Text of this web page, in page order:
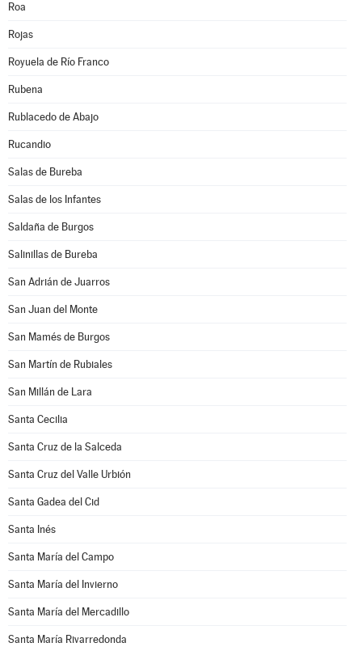
Roa
Rojas
Royuela de Río Franco
Rubena
Rublacedo de Abajo
Rucandio
Salas de Bureba
Salas de los Infantes
Saldaña de Burgos
Salinillas de Bureba
San Adrián de Juarros
San Juan del Monte
San Mamés de Burgos
San Martín de Rubiales
San Millán de Lara
Santa Cecilia
Santa Cruz de la Salceda
Santa Cruz del Valle Urbión
Santa Gadea del Cid
Santa Inés
Santa María del Campo
Santa María del Invierno
Santa María del Mercadillo
Santa María Rivarredonda